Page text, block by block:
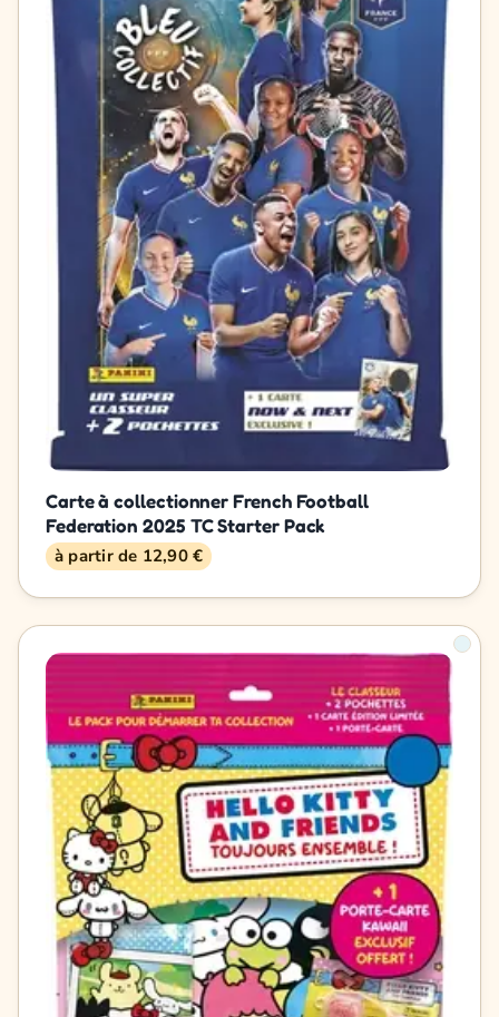
Carte à collectionner French Football
Federation 2025 TC Starter Pack
à partir de 12,90 €